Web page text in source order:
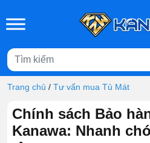
Trang chủ / Tư vấn mua Tủ Mát
Chính sách Bảo
Kanawa: Nhanh